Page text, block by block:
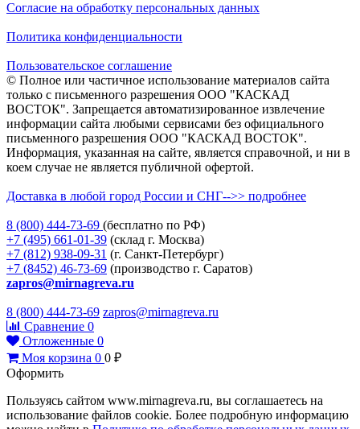
Согласие на обработку персональных данных
Политика конфиденциальности
Пользовательское соглашение
© Полное или частичное использование материалов сайта
только с письменного разрешения ООО "КАСКАД
ВОСТОК". Запрещается автоматизированное извлечение
информации сайта любыми сервисами без официального
письменного разрешения ООО "КАСКАД ВОСТОК".
Информация, указанная на сайте, является справочной, и ни в
коем случае не является публичной офертой.
Доставка в любой город России и СНГ-->> подробнее
8 (800) 444-73-69 (бесплатно по РФ)
+7 (495) 661-01-39 (склад г. Москва)
+7 (812) 938-09-31 (г. Санкт-Петербург)
+7 (8452) 46-73-69 (производство г. Саратов)
zapros@mirnagreva.ru
8 (800) 444-73-69 zapros@mirnagreva.ru
Сравнение 0
Отложенные 0
Моя корзина 0 0 ₽
Оформить
Пользуясь сайтом www.mirnagreva.ru, вы соглашаетесь на
использование файлов cookie. Более подробную информацию